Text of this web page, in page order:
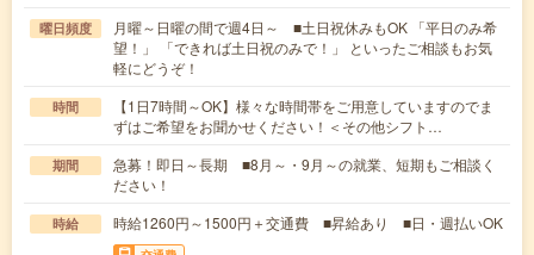
曜日頻度
月曜～日曜の間で週4日～ ■土日祝休みもOK 「平日のみ希
望！」 「できれば土日祝のみで！」 といったご相談もお気
軽にどうぞ！
時間
【1日7時間～OK】様々な時間帯をご用意していますのでま
ずはご希望をお聞かせください！＜その他シフト…
期間
急募！即日～長期 ■8月～・9月～の就業、短期もご相談く
ださい！
時給 時給1260円～1500円＋交通費 ■昇給あり ■日・週払いOK